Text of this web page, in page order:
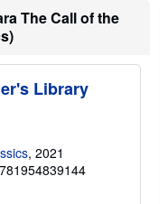
n
v
n
s
r
r
i
The Call of the
Library
, 2021